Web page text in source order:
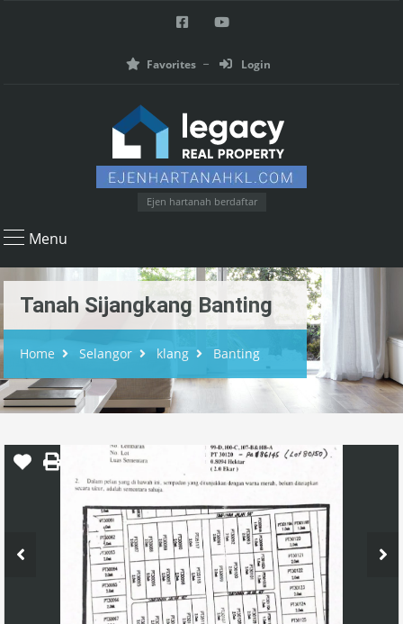
Favorites Login
Ejen hartanah berdaftar
Menu
Tanah Sijangkang Banting
Home Selangor klang Banting